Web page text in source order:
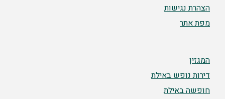
הצהרת נגישות
מפת אתר
המגזין
דירות נופש באילת
חופשה באילת